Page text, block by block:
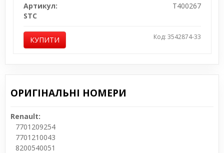
Артикул:
T400267
STC
КУПИТИ Код: 3542874-33
ОРИГІНАЛЬНІ НОМЕРИ
Renault:
7701209254
7701210043
8200540051